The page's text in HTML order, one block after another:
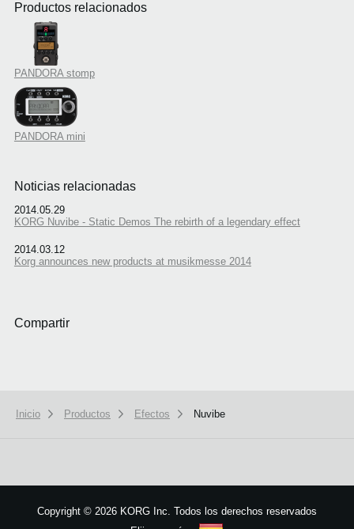
Productos relacionados
PANDORA stomp
PANDORA mini
Noticias relacionadas
2014.05.29
KORG Nuvibe - Static Demos The rebirth of a legendary effect
2014.03.12
Korg announces new products at musikmesse 2014
Compartir
Inicio Productos Efectos Nuvibe
Copyright © 2026 KORG Inc. Todos los derechos reservados